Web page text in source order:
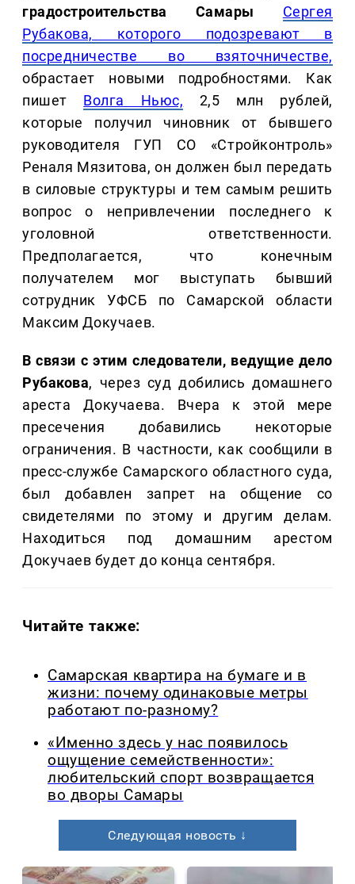
градостроительства Самары
Сергея
Рубакова, которого подозревают в
посредничестве во взяточничестве,
обрастает новыми подробностями. Как
пишет Волга Ньюс, 2,5 млн рублей,
которые получил чиновник от бывшего
руководителя ГУП СО «Стройконтроль»
Реналя Мязитова, он должен был передать
в силовые структуры и тем самым решить
вопрос о непривлечении последнего к
уголовной ответственности.
Предполагается, что конечным
получателем мог выступать бывший
сотрудник УФСБ по Самарской области
Максим Докучаев.
В связи с этим следователи, ведущие дело
Рубакова, через суд добились домашнего
ареста Докучаева. Вчера к этой мере
пресечения добавились некоторые
ограничения. В частности, как сообщили в
пресс-службе Самарского областного суда,
был добавлен запрет на общение со
свидетелями по этому и другим делам.
Находиться под домашним арестом
Докучаев будет до конца сентября.
Читайте также:
Самарская квартира на бумаге и в
жизни: почему одинаковые метры
работают по-разному?
«Именно здесь у нас появилось
ощущение семейственности»:
любительский спорт возвращается
во дворы Самары
Следующая новость ↓